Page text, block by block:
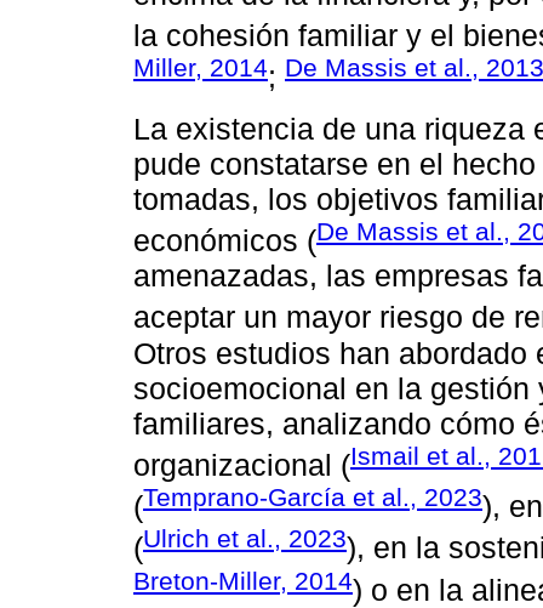
la cohesión familiar y el
Miller, 2014; De Massis et al., 2013
La existencia de una riqueza
pude constatarse en el
tomadas, los objetivos
económicos (De Massis et al.,
amenazadas, las empresas
aceptar un mayor riesgo de
Otros estudios han
socioemocional en la
familiares, analizando cómo
organizacional (Ismail et al.,
(Temprano-García et al., 2023),
(Ulrich et al., 2023), en la
Breton-Miller, 2014) o en la